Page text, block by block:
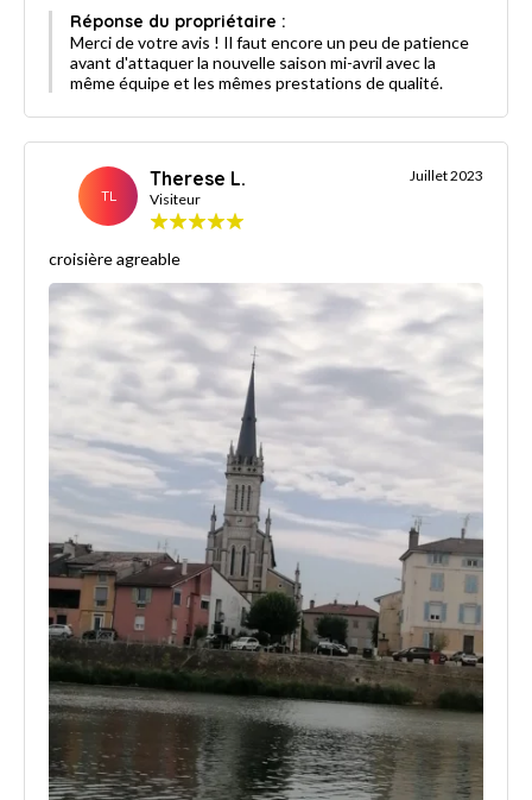
Réponse du propriétaire :
Merci de votre avis ! Il faut encore un peu de patience
avant d'attaquer la nouvelle saison mi-avril avec la
même équipe et les mêmes prestations de qualité.
TL
Therese L.
Visiteur
Juillet 2023
croisière agreable